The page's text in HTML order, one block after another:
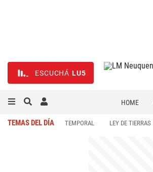
ESCUCHÁ LU5
HOME
TEMAS DEL DÍA TEMPORAL LEY DE TIERRAS